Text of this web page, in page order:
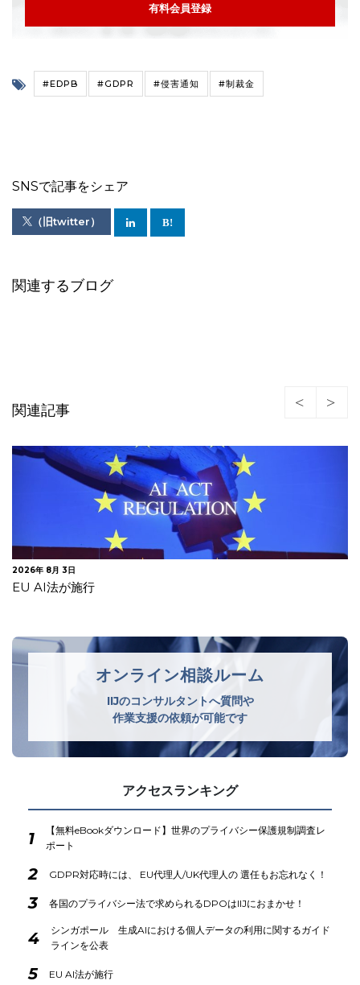
有料会員登録
#EDPB #GDPR #侵害通知 #制裁金
SNSで記事をシェア
（旧twitter）
関連するブログ
関連記事
2026年 7月 30日
欧州委 違法商品等への対策が不十分としてデジタルサービ
オンライン相談ルーム
IIJのコンサルタントへ質問や
作業支援の依頼が可能です
アクセスランキング
1
【無料eBookダウンロード】世界のプライバシー保護規制調査レ
ポート
2 GDPR対応時には、 EU代理人/UK代理人の 選任もお忘れなく！
3 各国のプライバシー法で求められるDPOはIIJにおまかせ！
4
シンガポール 生成AIにおける個人データの利用に関するガイド
ラインを公表
5 EU AI法が施行